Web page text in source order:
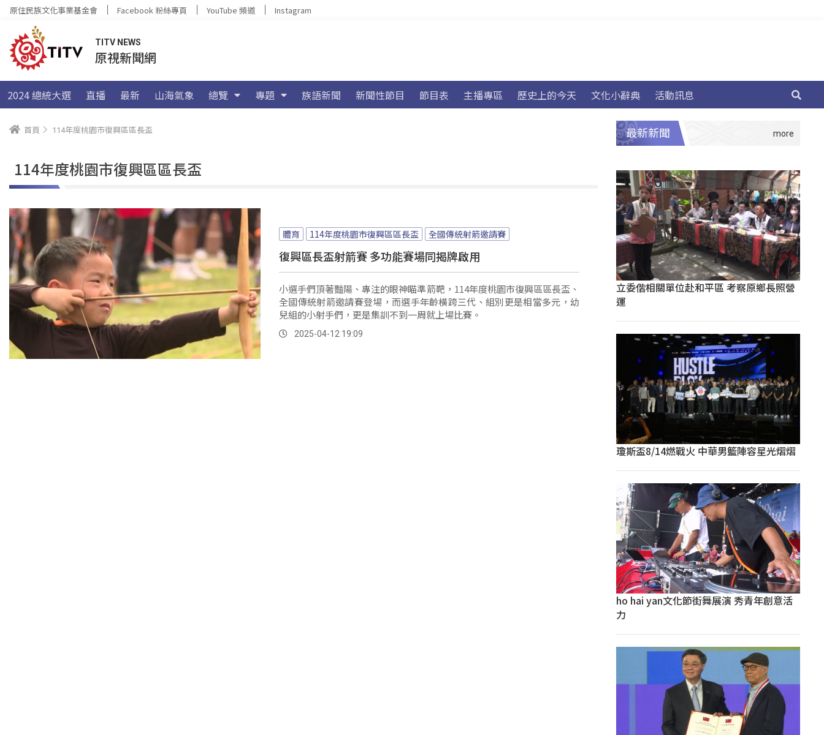
原住民族文化事業基金會 Facebook 粉絲專頁 YouTube 頻道 Instagram
TITV NEWS
原視新聞網
2024 總統大選 直播 最新 山海氣象 總覽 專題 族語新聞 新聞性節目 節目表 主播專區 歷史上的今天 文化小辭典 活動訊息
首頁 114年度桃園市復興區區長盃
114年度桃園市復興區區長盃
體育 114年度桃園市復興區區長盃 全國傳統射箭邀請賽
復興區長盃射箭賽 多功能賽場同揭牌啟用
小選手們頂著豔陽、專注的眼神瞄準箭靶，114年度桃園市復興區區長盃、
全國傳統射箭邀請賽登場，而選手年齡橫跨三代、組別更是相當多元，幼
兒組的小射手們，更是集訓不到一周就上場比賽。
2025-04-12 19:09
最新新聞
立委偕相關單位赴和平區 考察原鄉長照營
運
瓊斯盃8/14燃戰火 中華男籃陣容星光熠熠
ho hai yan文化節街舞展演 秀青年創意活
力